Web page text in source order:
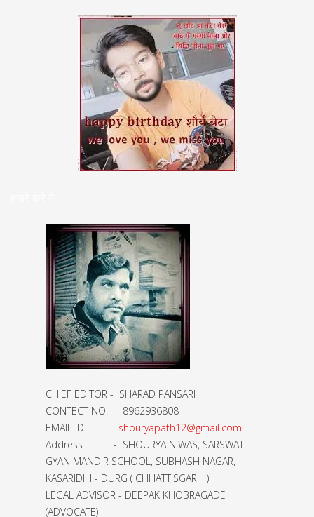
CHIEF EDITOR - SHARAD PANSARI
CONTECT NO. - 8962936808
EMAIL ID - shouryapath12@gmail.com
Address - SHOURYA NIWAS, SARSWATI
GYAN MANDIR SCHOOL, SUBHASH NAGAR,
KASARIDIH - DURG ( CHHATTISGARH )
LEGAL ADVISOR - DEEPAK KHOBRAGADE
(ADVOCATE)